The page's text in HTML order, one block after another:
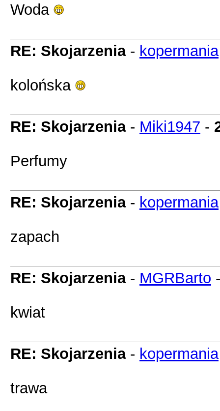
Woda
RE: Skojarzenia- kopermania
kolońska
RE: Skojarzenia- Miki1947 -
Perfumy
RE: Skojarzenia- kopermania
zapach
RE: Skojarzenia- MGRBarto
kwiat
RE: Skojarzenia- kopermania
trawa